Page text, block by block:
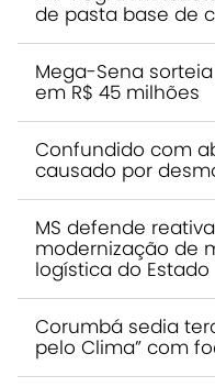
de pasta base de
Mega-Sena
em R$ 45 milhões
Confundido com
causado por
MS defende
modernização de
logística do Estado
Corumbá sedia
pelo Clima” com